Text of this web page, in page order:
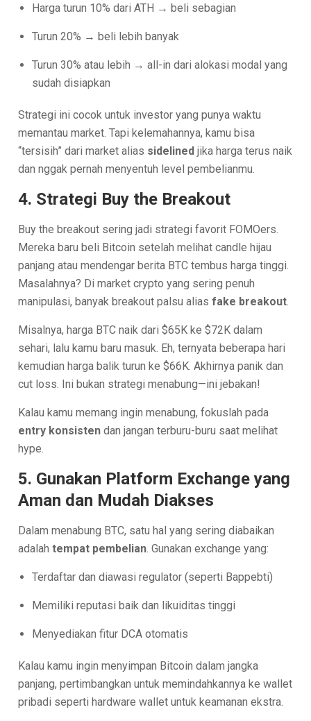
Harga turun 10% dari ATH → beli sebagian
Turun 20% → beli lebih banyak
Turun 30% atau lebih → all-in dari alokasi modal yang
sudah disiapkan
Strategi ini cocok untuk investor yang punya waktu
memantau market. Tapi kelemahannya, kamu bisa
“tersisih” dari market alias sidelined jika harga terus naik
dan nggak pernah menyentuh level pembelianmu.
4. Strategi Buy the Breakout
Buy the breakout sering jadi strategi favorit FOMOers.
Mereka baru beli Bitcoin setelah melihat candle hijau
panjang atau mendengar berita BTC tembus harga tinggi.
Masalahnya? Di market crypto yang sering penuh
manipulasi, banyak breakout palsu aliasfake breakout
Misalnya, harga BTC naik dari $65K ke $72K dalam
sehari, lalu kamu baru masuk. Eh, ternyata beberapa hari
kemudian harga balik turun ke $66K. Akhirnya panik dan
cut loss. Ini bukan strategi menabung—ini jebakan!
Kalau kamu memang ingin menabung, fokuslah pada
entry konsisten dan jangan terburu-buru saat melihat
hype.
5. Gunakan Platform Exchange yang
Aman dan Mudah Diakses
Dalam menabung BTC, satu hal yang sering diabaikan
adalahtempat pembelian . Gunakan exchange yang:
Terdaftar dan diawasi regulator (seperti Bappebti)
Memiliki reputasi baik dan likuiditas tinggi
Menyediakan fitur DCA otomatis
Kalau kamu ingin menyimpan Bitcoin dalam jangka
panjang, pertimbangkan untuk memindahkannya ke wallet
pribadi seperti hardware wallet untuk keamanan ekstra.